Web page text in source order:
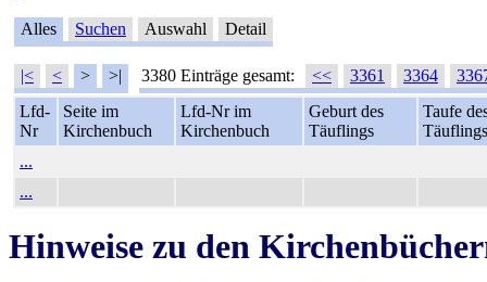
Alles Suchen Auswahl Detail
|< < > >| 3380 Einträge gesamt: << 3361 3364
Lfd-
Nr
Seite im
Kirchenbuch
Lfd-Nr im
Kirchenbuch
Geburt des
Täuflings
Taufe
Täuflings
...
...
Hinweise zu den